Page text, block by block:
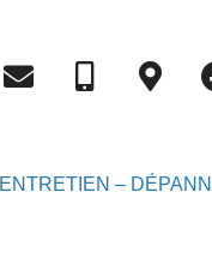
ENTRETIEN –